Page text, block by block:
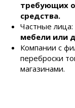
требующих
средства.
Частные лица:
мебели или
Компании с
переброски
магазинами.